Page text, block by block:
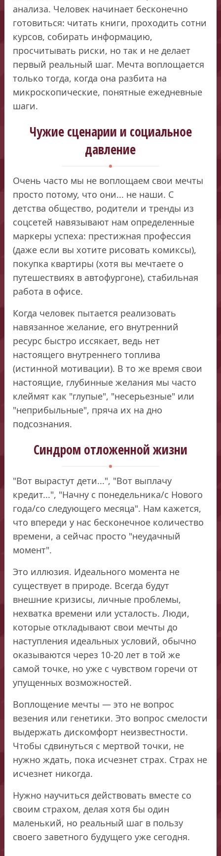
анализа. Человек начинает бесконечно
готовиться: читать книги, проходить сотни
курсов, собирать информацию,
просчитывать риски, но так и не делает
первый реальный шаг. Мечта воплощается
только тогда, когда она разбита на
микроскопические, понятные ежедневные
шаги.
Чужие сценарии и социальное
давление
Очень часто мы не воплощаем свои мечты
просто потому, что они... не наши. С
детства общество, родители и тренды из
соцсетей навязывают нам определенные
маркеры успеха: престижная профессия
(даже если вы хотите рисовать комиксы),
покупка квартиры (хотя вы мечтаете о
путешествиях в автофургоне), стабильная
работа в офисе.
Когда человек пытается реализовать
навязанное желание, его внутренний
ресурс быстро иссякает, ведь нет
настоящего внутреннего топлива
(истинной мотивации). В то же время свои
настоящие, глубинные желания мы часто
клеймят как "глупые", "несерьезные" или
"неприбыльные", пряча их на дно
подсознания.
Синдром отложенной жизни
"Вот вырастут дети...", "Вот выплачу
кредит...", "Начну с понедельника/с Нового
года/со следующего месяца". Нам кажется,
что впереди у нас бесконечное количество
времени, а сейчас просто "неудачный
момент".
Это иллюзия. Идеального момента не
существует в природе. Всегда будут
внешние кризисы, личные проблемы,
нехватка времени или усталость. Люди,
которые откладывают свои мечты до
наступления идеальных условий, обычно
оказываются через 10-20 лет в той же
самой точке, но уже с чувством горечи от
упущенных возможностей.
Воплощение мечты — это не вопрос
везения или генетики. Это вопрос смелости
выдержать дискомфорт неизвестности.
Чтобы сдвинуться с мертвой точки, не
нужно ждать, пока исчезнет страх. Страх не
исчезнет никогда.
Нужно научиться действовать вместе со
своим страхом, делая хотя бы один
маленький, но реальный шаг в пользу
своего заветного будущего уже сегодня.